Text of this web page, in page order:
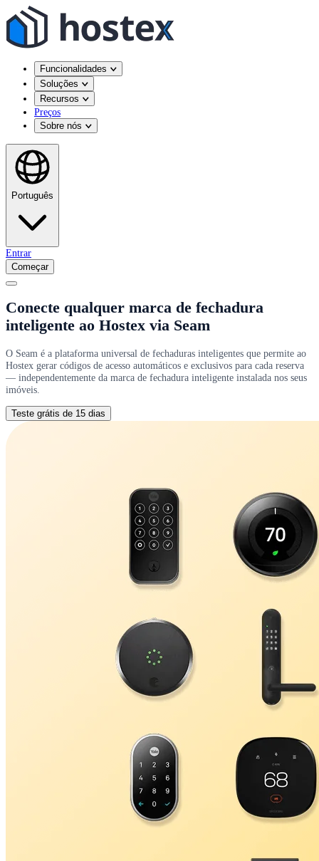
Funcionalidades
Soluções
Recursos
Preços
Sobre nós
Português
Entrar
Começar
Conecte qualquer marca de fechadura
inteligente ao Hostex via Seam
O Seam é a plataforma universal de fechaduras inteligentes que permite ao
Hostex gerar códigos de acesso automáticos e exclusivos para cada reserva
— independentemente da marca de fechadura inteligente instalada nos seus
imóveis.
Teste grátis de 15 dias